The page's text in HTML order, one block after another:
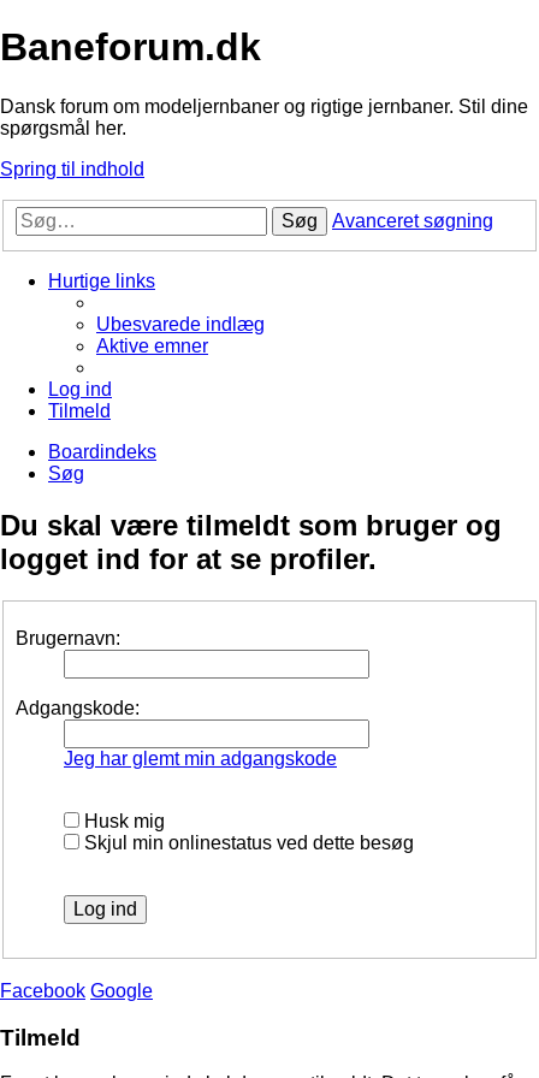
Baneforum.dk
Dansk forum om modeljernbaner og rigtige jernbaner. Stil dine
spørgsmål her.
Spring til indhold
Søg Avanceret søgning
Hurtige links
Ubesvarede indlæg
Aktive emner
Log ind
Tilmeld
Boardindeks
Søg
Du skal være tilmeldt som bruger og
logget ind for at se profiler.
Brugernavn:
Adgangskode:
Jeg har glemt min adgangskode
Husk mig
Skjul min onlinestatus ved dette besøg
Facebook Google
Tilmeld